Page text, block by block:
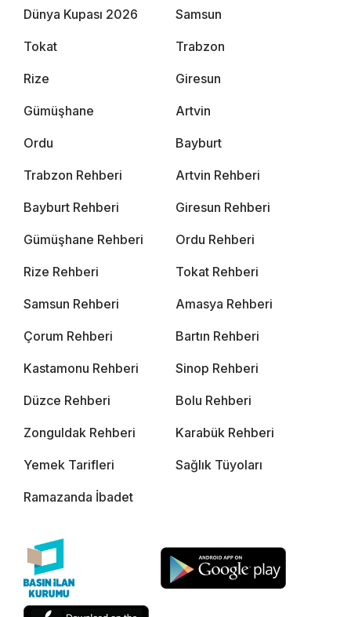
Dünya Kupası 2026 Samsun
Tokat Trabzon
Rize Giresun
Gümüşhane Artvin
Ordu Bayburt
Trabzon Rehberi Artvin Rehberi
Bayburt Rehberi Giresun Rehberi
Gümüşhane Rehberi Ordu Rehberi
Rize Rehberi Tokat Rehberi
Samsun Rehberi Amasya Rehberi
Çorum Rehberi Bartın Rehberi
Kastamonu Rehberi Sinop Rehberi
Düzce Rehberi Bolu Rehberi
Zonguldak Rehberi Karabük Rehberi
Yemek Tarifleri Sağlık Tüyoları
Ramazanda İbadet